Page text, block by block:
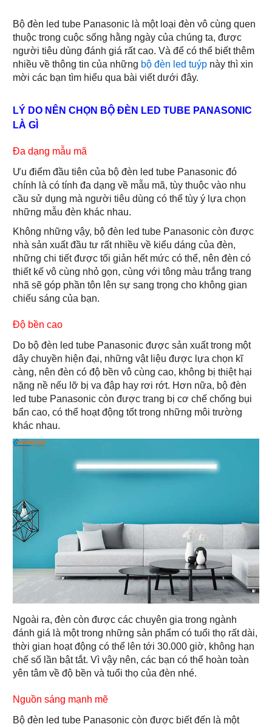
Bộ đèn led tube Panasonic là một loại đèn vô cùng quen
thuộc trong cuộc sống hằng ngày của chúng ta, được
người tiêu dùng đánh giá rất cao. Và để có thể biết thêm
nhiều về thông tin của những bộ đèn led tuýpnày thì xin
mời các bạn tìm hiểu qua bài viết dưới đây.
LÝ DO NÊN CHỌN BỘ ĐÈN LED TUBE PANASONIC
LÀ GÌ
Đa dạng mẫu mã
Ưu điểm đầu tiên của bộ đèn led tube Panasonic đó
chính là có tính đa dạng về mẫu mã, tùy thuộc vào nhu
cầu sử dụng mà người tiêu dùng có thể tùy ý lựa chọn
những mẫu đèn khác nhau.
Không những vậy, bộ đèn led tube Panasonic còn được
nhà sản xuất đầu tư rất nhiều về kiểu dáng của đèn,
những chi tiết được tối giản hết mức có thể, nên đèn có
thiết kế vô cùng nhỏ gọn, cùng với tông màu trắng trang
nhã sẽ góp phần tôn lên sự sang trọng cho không gian
chiếu sáng của bạn.
Độ bền cao
Do bộ đèn led tube Panasonic được sản xuất trong một
dây chuyền hiện đại, những vật liệu được lựa chọn kĩ
càng, nên đèn có độ bền vô cùng cao, không bị thiệt hại
nặng nề nếu lỡ bị va đập hay rơi rớt. Hơn nữa, bộ đèn
led tube Panasonic còn được trang bị cơ chế chống bụi
bẩn cao, có thể hoạt động tốt trong những môi trường
khác nhau.
Ngoài ra, đèn còn được các chuyên gia trong ngành
đánh giá là một trong những sản phẩm có tuổi thọ rất dài,
thời gian hoạt động có thể lên tới 30.000 giờ, không hạn
chế số lần bật tắt. Vì vậy nên, các bạn có thể hoàn toàn
yên tâm về độ bền và tuổi thọ của đèn nhé.
Nguồn sáng mạnh mẽ
Bộ đèn led tube Panasonic còn được biết đến là một